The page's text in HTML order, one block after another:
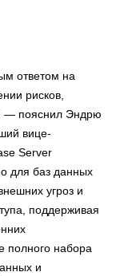
ответом на
рисков,
— пояснил Эндрю
вице-
Server
для баз данных
угроз и
поддерживая
полного набора
и